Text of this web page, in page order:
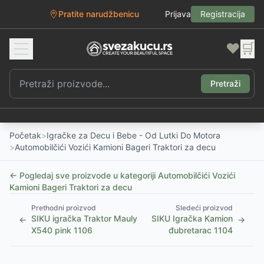
Pratite narudžbenicu Prijava Registracija
❤️ 🛒
Pretraži
Početak>Igračke za Decu i Bebe - Od Lutki Do Motora
>Automobilčići Vozići Kamioni Bageri Traktori za decu
← Pogledaj sve proizvode u kategoriji Automobilčići Vozići
Kamioni Bageri Traktori za decu
←
Prethodni proizvod
SIKU igračka Traktor Mauly
X540 pink 1106
Sledeći proizvod
SIKU Igračka Kamion
đubretarac 1104
→